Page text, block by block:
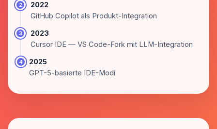
2
2022
GitHub Copilot als Produkt-Integration
3
2023
Cursor IDE — VS Code-Fork mit LLM-Integration
4
2025
GPT-5-basierte IDE-Modi